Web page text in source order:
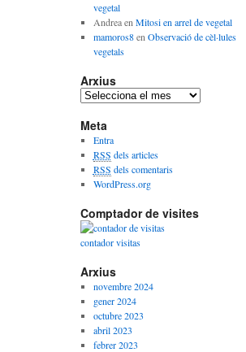
vegetal
Andreaen Mitosi en arrel de vegetal
mamoros8en Observació de cèl·lules
vegetals
Arxius
A
x
i
u
s
Meta
Entra
RSS dels articles
RSS dels comentaris
WordPress.org
Comptador de visites
contador visitas
Arxius
novembre 2024
gener 2024
octubre 2023
abril 2023
febrer 2023